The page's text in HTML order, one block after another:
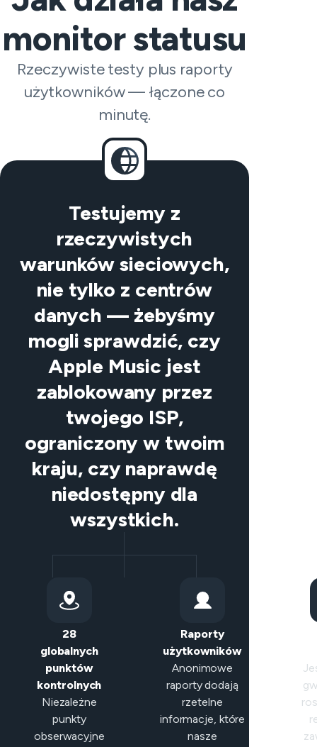
monitor statusu
Rzeczywiste testy plus raporty
użytkowników — łączone co
minutę.
Testujemy z
rzeczywistych
warunków sieciowych,
nie tylko z centrów
danych — żebyśmy
mogli sprawdzić, czy
Apple Music jest
zablokowany przez
twojego ISP,
ograniczony w twoim
kraju, czy naprawdę
niedostępny dla
wszystkich.
28
globalnych
punktów
kontrolnych
Niezależne
punkty
obserwacyjne
Raporty
użytkowników
Anonimowe
raporty dodają
rzetelne
informacje, które
nasze